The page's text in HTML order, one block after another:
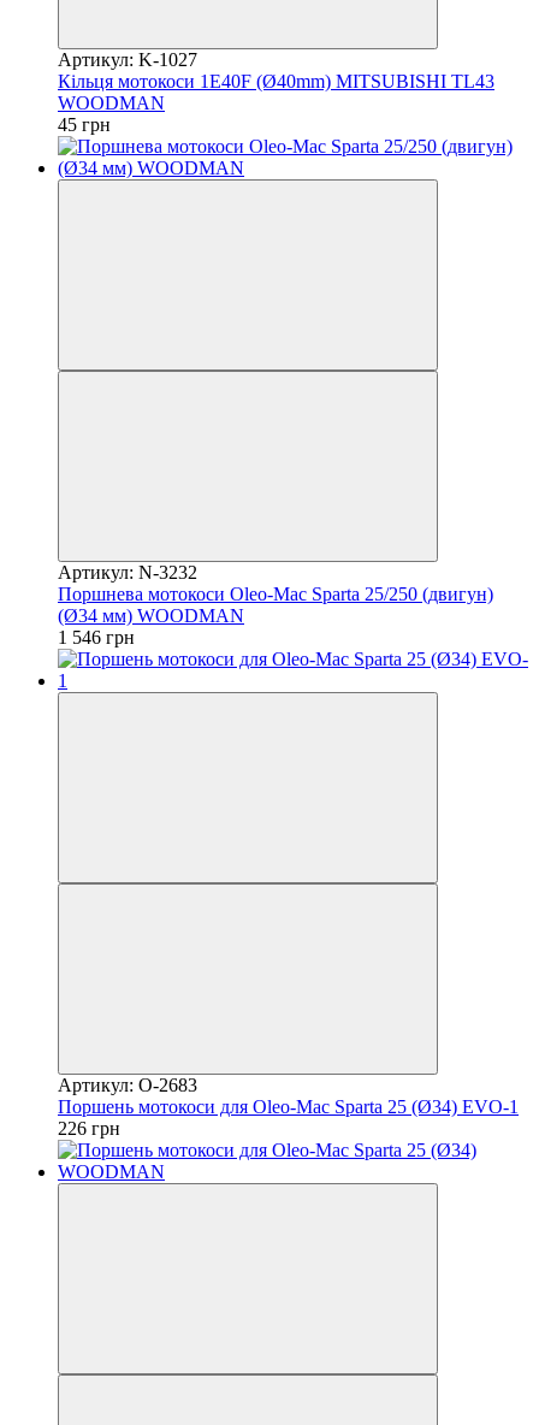
Артикул: K-1027
Кільця мотокоси 1E40F (Ø40mm) MITSUBISHI TL43
WOODMAN
45 грн
Артикул: N-3232
Поршнева мотокоси Oleo-Mac Sparta 25/250 (двигун)
(Ø34 мм) WOODMAN
1 546 грн
Артикул: O-2683
Поршень мотокоси для Oleo-Mac Sparta 25 (Ø34) EVO-1
226 грн